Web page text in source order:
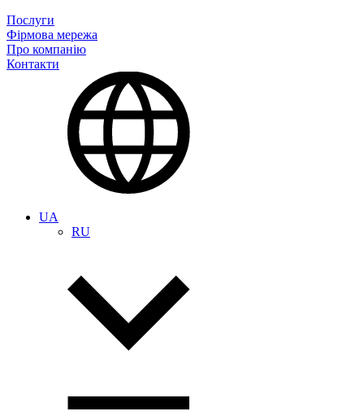
Послуги
Фірмова мережа
Про компанію
Контакти
UA
RU